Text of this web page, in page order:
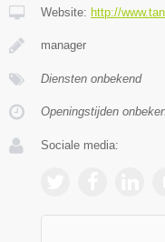
Website: http://
manager
Diensten onbekend
Openingstijden
Sociale media: